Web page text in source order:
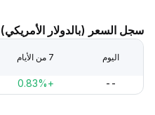
سجل السعر (بالدولار الأمريكي)
اليوم 7 من الأيام
--
+0.83%